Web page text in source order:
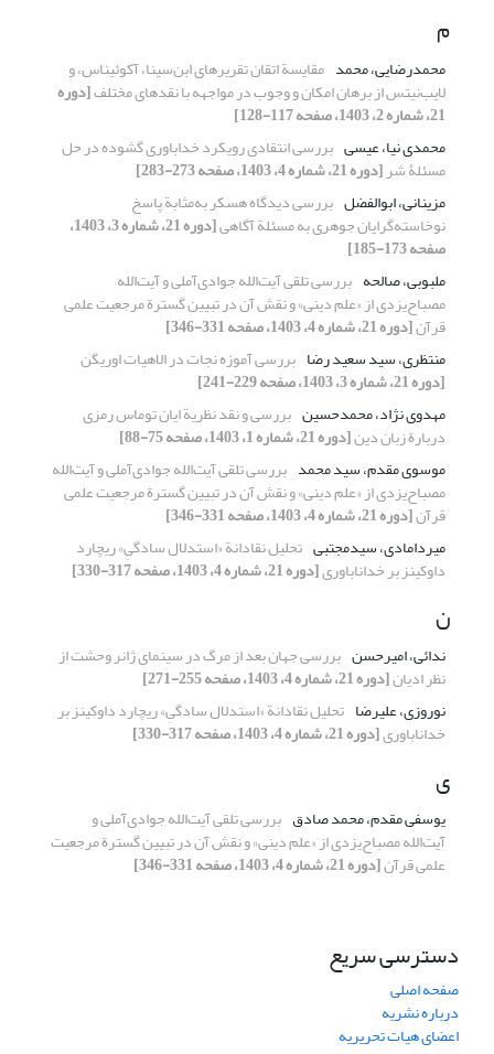
م
محمدرضایی، محمد مقایسة اتقان تقریرهای ابن‌سینا، آکوئیناس، و
لایب‌نیتس از برهان امکان و وجوب در مواجهه با نقدهای مختلف[دوره
21، شماره 2، 1403، صفحه 117-128]
محمدی نیا، عیسی بررسی انتقادی رویکرد خداباوری گشوده در حل
مسئلۀ شر[دوره 21، شماره 4، 1403، صفحه 273-283]
مزینانی، ابوالفضل بررسی دیدگاه هسکر به‌مثابة پاسخ
نوخاسته‌گرایان جوهری به مسئلة آگاهی [دوره 21، شماره 3، 1403،
صفحه 173-185]
ملبوبی، صالحه بررسی تلقی آیت‌الله جوادی‌آملی و آیت‌الله
مصباح‌یزدی از «علم دینی» و نقش آن در تبیین گسترة مرجعیت علمی
قرآن[دوره 21، شماره 4، 1403، صفحه 331-346]
منتظری، سید سعید رضا بررسی آموزه نجات در الاهیات اوریگن
[دوره 21، شماره 3، 1403، صفحه 229-241]
مهدوی نژاد، محمدحسین بررسی و نقد نظریة ایان توماس رمزی
دربارة زبان دین[دوره 21، شماره 1، 1403، صفحه 75-88]
موسوی مقدم، سید محمد بررسی تلقی آیت‌الله جوادی‌آملی و آیت‌الله
مصباح‌یزدی از «علم دینی» و نقش آن در تبیین گسترة مرجعیت علمی
قرآن[دوره 21، شماره 4، 1403، صفحه 331-346]
میردامادی، سیدمجتبی تحلیل نقادانة «استدلال سادگیِ» ریچارد
داوکینز بر خداناباوری[دوره 21، شماره 4، 1403، صفحه 317-330]
ن
ندائی، امیرحسن بررسی جهان بعد از مرگ در سینمای ژانر وحشت از
نظر ادیان[دوره 21، شماره 4، 1403، صفحه 255-271]
نوروزی، علیرضا تحلیل نقادانة «استدلال سادگیِ» ریچارد داوکینز بر
خداناباوری[دوره 21، شماره 4، 1403، صفحه 317-330]
ی
یوسفی مقدم، محمد صادق بررسی تلقی آیت‌الله جوادی‌آملی و
آیت‌الله مصباح‌یزدی از «علم دینی» و نقش آن در تبیین گسترة مرجعیت
علمی قرآن[دوره 21، شماره 4، 1403، صفحه 331-346]
دسترسی سریع
صفحه اصلی
درباره نشریه
اعضای هیات تحریریه